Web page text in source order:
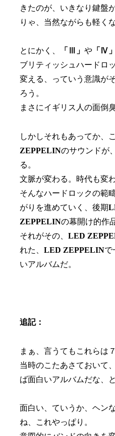
きたのが、いきなり鍵盤
りゃ、当然ながらも軽くな
とにかく、 「Ⅲ」や 「Ⅳ」
ブリティッシュハードロ
変える、っていう意識が
ろう。
まさにイギリス人の面倒
しかしそれもあってか、
ZEPPELINのサウンドが
る。
文脈が変わる。時代も変わ
そんなハードロックの範
がりを進めていく、後期
ZEPPELINの幕開け的作
それがその、LED
れた、LED ZEPPELINで
いアルバムだ。
追記：
まぁ、言うてもこれらは
当時のこたあさておいて
ば面白いアルバムだな、と
面白い、ていうか、ヘン
ね、これやっぱり。